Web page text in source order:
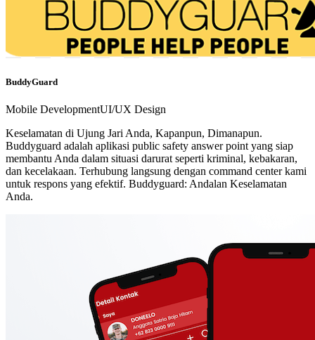
BuddyGuard
Mobile DevelopmentUI/UX Design
Keselamatan di Ujung Jari Anda, Kapanpun, Dimanapun.
Buddyguard adalah aplikasi public safety answer point yang siap
membantu Anda dalam situasi darurat seperti kriminal, kebakaran,
dan kecelakaan. Terhubung langsung dengan command center kami
untuk respons yang efektif. Buddyguard: Andalan Keselamatan
Anda.